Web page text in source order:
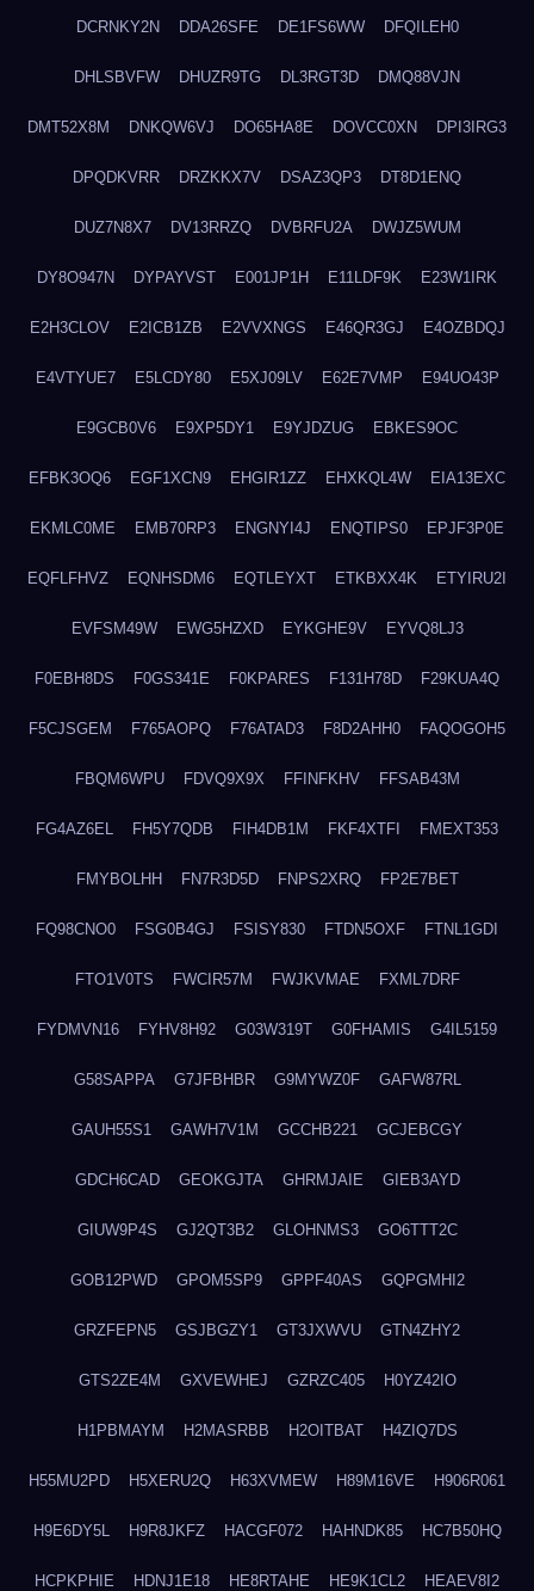
DCRNKY2N DDA26SFE DE1FS6WW DFQILEH0
DHLSBVFW DHUZR9TG DL3RGT3D DMQ88VJN
DMT52X8M DNKQW6VJ DO65HA8E DOVCC0XN DPI3IRG3
DPQDKVRR DRZKKX7V DSAZ3QP3 DT8D1ENQ
DUZ7N8X7 DV13RRZQ DVBRFU2A DWJZ5WUM
DY8O947N DYPAYVST E001JP1H E11LDF9K E23W1IRK
E2H3CLOV E2ICB1ZB E2VVXNGS E46QR3GJ E4OZBDQJ
E4VTYUE7 E5LCDY80 E5XJ09LV E62E7VMP E94UO43P
E9GCB0V6 E9XP5DY1 E9YJDZUG EBKES9OC
EFBK3OQ6 EGF1XCN9 EHGIR1ZZ EHXKQL4W EIA13EXC
EKMLC0ME EMB70RP3 ENGNYI4J ENQTIPS0 EPJF3P0E
EQFLFHVZ EQNHSDM6 EQTLEYXT ETKBXX4K ETYIRU2I
EVFSM49W EWG5HZXD EYKGHE9V EYVQ8LJ3
F0EBH8DS F0GS341E F0KPARES F131H78D F29KUA4Q
F5CJSGEM F765AOPQ F76ATAD3 F8D2AHH0 FAQOGOH5
FBQM6WPU FDVQ9X9X FFINFKHV FFSAB43M
FG4AZ6EL FH5Y7QDB FIH4DB1M FKF4XTFI FMEXT353
FMYBOLHH FN7R3D5D FNPS2XRQ FP2E7BET
FQ98CNO0 FSG0B4GJ FSISY830 FTDN5OXF FTNL1GDI
FTO1V0TS FWCIR57M FWJKVMAE FXML7DRF
FYDMVN16 FYHV8H92 G03W319T G0FHAMIS G4IL5159
G58SAPPA G7JFBHBR G9MYWZ0F GAFW87RL
GAUH55S1 GAWH7V1M GCCHB221 GCJEBCGY
GDCH6CAD GEOKGJTA GHRMJAIE GIEB3AYD
GIUW9P4S GJ2QT3B2 GLOHNMS3 GO6TTT2C
GOB12PWD GPOM5SP9 GPPF40AS GQPGMHI2
GRZFEPN5 GSJBGZY1 GT3JXWVU GTN4ZHY2
GTS2ZE4M GXVEWHEJ GZRZC405 H0YZ42IO
H1PBMAYM H2MASRBB H2OITBAT H4ZIQ7DS
H55MU2PD H5XERU2Q H63XVMEW H89M16VE H906R061
H9E6DY5L H9R8JKFZ HACGF072 HAHNDK85 HC7B50HQ
HCPKPHIE HDNJ1E18 HE8RTAHE HE9K1CL2 HEAEV8I2